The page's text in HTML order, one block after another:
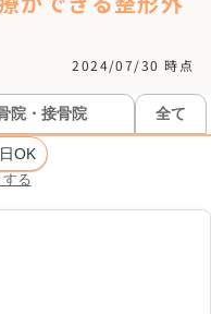
2024/07/30 時点
院・接骨院 全て
OK
る